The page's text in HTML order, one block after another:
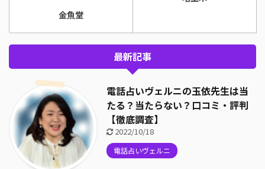
金魚堂
最新記事
電話占いヴェルニの玉依先生は当
たる？当たらない？口コミ・評判
【徹底調査】
2022/10/18
電話占いヴェルニ